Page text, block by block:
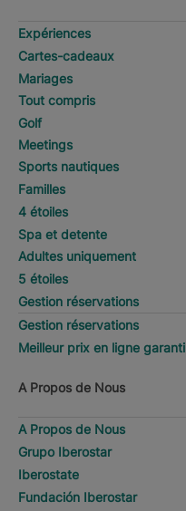
Expériences
Cartes-cadeaux
Mariages
Tout compris
Golf
Meetings
Sports nautiques
Familles
4 étoiles
Spa et detente
Adultes uniquement
5 étoiles
Gestion réservations
Gestion réservations
Meilleur prix en ligne garanti
A Propos de Nous
A Propos de Nous
Grupo Iberostar
Iberostate
Fundación Iberostar